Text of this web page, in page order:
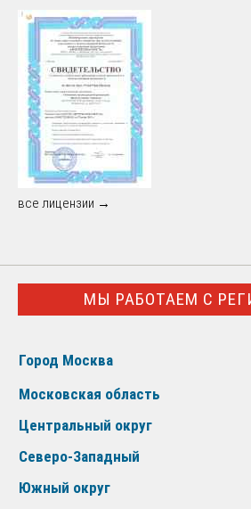
все лицензии →
МЫ РАБОТАЕМ С
Город Москва
Московская область
Центральный округ
Северо-Западный
Южный округ